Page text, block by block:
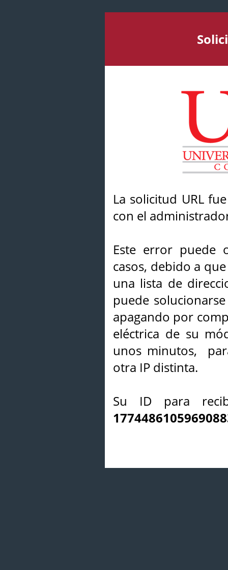
La solicitud URL
con el
Este error puede
casos, debido a
una lista de
puede
apagando por
eléctrica de su
unos minutos,
otra IP distinta.
Su ID para